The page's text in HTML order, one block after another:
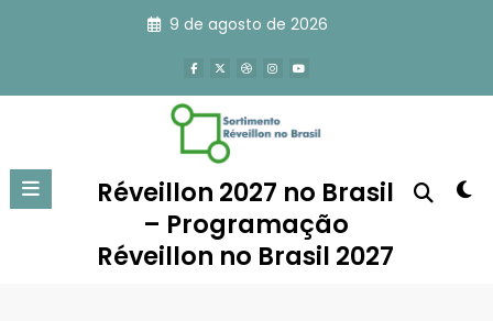
9 de agosto de 2026
Réveillon 2027 no Brasil
– Programação
Réveillon no Brasil 2027